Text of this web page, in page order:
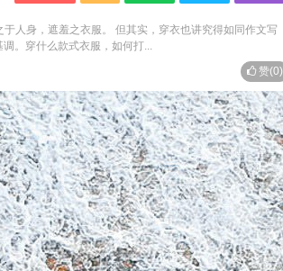
人身，遮羞之衣服。 但其实，穿衣也讲究得如同作文写
。穿什么款式衣服，如何打...
赞(0)